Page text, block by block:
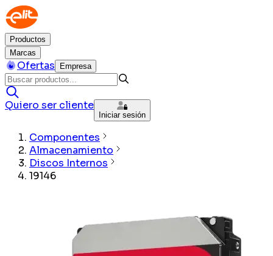
Productos
Marcas
Ofertas Empresa
Quiero ser cliente
Iniciar sesión
Componentes
Almacenamiento
Discos Internos
19146